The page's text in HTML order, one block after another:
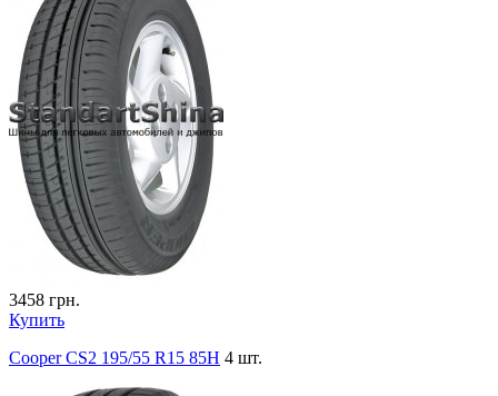
3458 грн.
Купить
Cooper CS2 195/55 R15 85H 4 шт.